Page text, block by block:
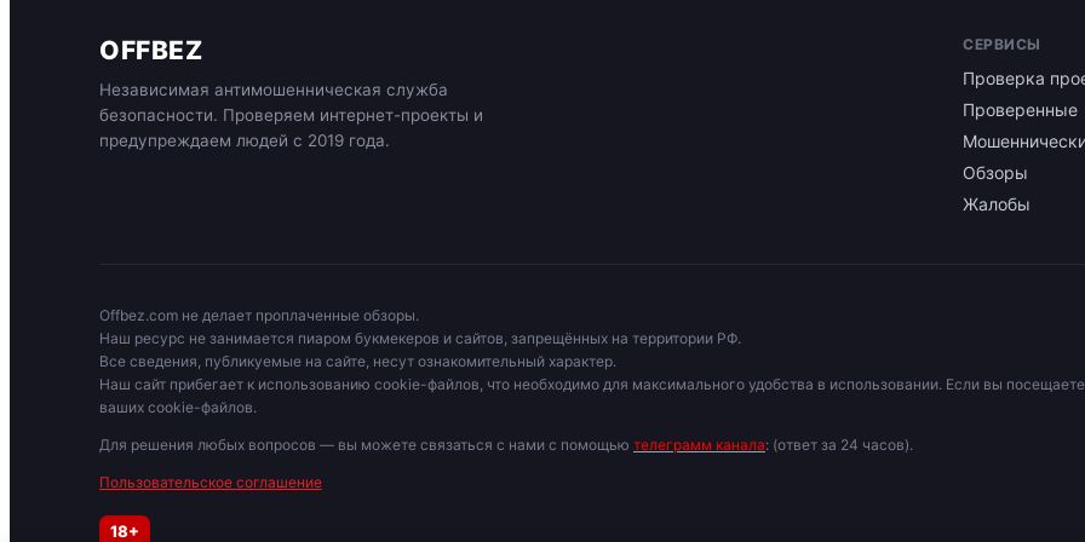
OFFBEZ
Независимая антимошенническая служба
безопасности. Проверяем интернет-проекты и
предупреждаем людей с 2019 года.
СЕРВИСЫ
Проверка
Проверенные
Обзоры
Жалобы
Offbez.com не делает проплаченные обзоры.
Наш ресурс не занимается пиаром букмекеров и сайтов, запрещённых на территории РФ.
Все сведения, публикуемые на сайте, несут ознакомительный характер.
Наш сайт прибегает к использованию cookie-файлов, что необходимо для максимального удобства в использовании. Если вы
ваших cookie-файлов.
Для решения любых вопросов — вы можете связаться с нами с помощью телеграмм канала: (ответ за 24 часов).
Пользовательское соглашение
18+